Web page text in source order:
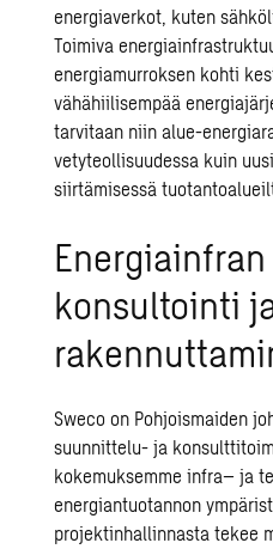
energiaverkot, kuten
Toimiva
energiamurroksen kohti
vähähiilisempää
tarvitaan niin alue-
vetyteollisuudessa kuin
siirtämisessä
konsultointi
Sweco on Pohjoismaiden
suunnittelu- ja
kokemuksemmeinfra– ja
energiantuotannon
projektinhallinnasta tekee